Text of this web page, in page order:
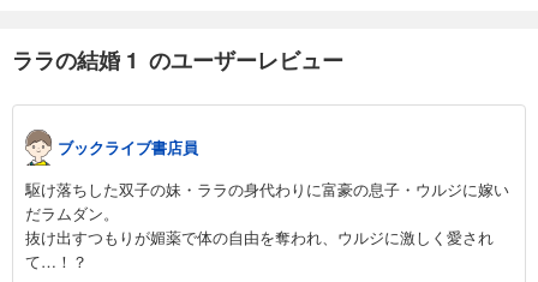
ララの結婚 1 のユーザーレビュー
ブックライブ書店員
駆け落ちした双子の妹・ララの身代わりに富豪の息子・ウルジに嫁い
だラムダン。
抜け出すつもりが媚薬で体の自由を奪われ、ウルジに激しく愛され
て…！？